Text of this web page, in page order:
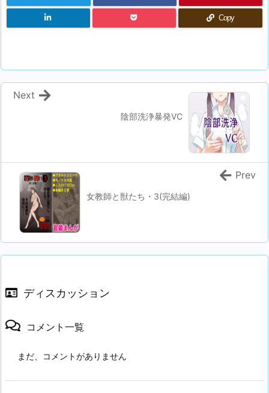
Copy
陰部洗浄暴発VC
Next
女教師と獣たち・3(完結編)
Prev
ディスカッション
コメント一覧
まだ、コメントがありません